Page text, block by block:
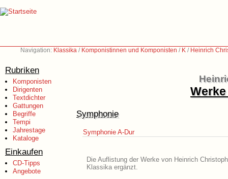
Navigation: Klassika / Komponistinnen und Komponisten / K / Heinrich
Rubriken
Komponisten
Dirigenten
Textdichter
Gattungen
Begriffe
Tempi
Jahrestage
Kataloge
Einkaufen
CD-Tipps
Angebote
Symphonie
Symphonie A-Dur
Die Auflistung der Werke von Heinrich
Klassika ergänzt.